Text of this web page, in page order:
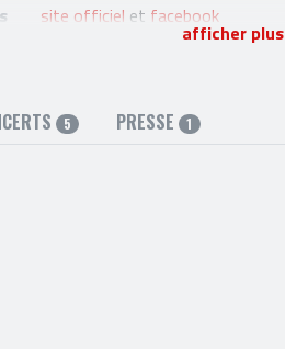
site officiel et facebook
afficher plus
5 PRESSE 1